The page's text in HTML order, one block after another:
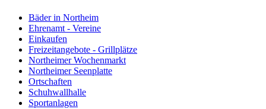
Bäder in Northeim
Ehrenamt - Vereine
Einkaufen
Freizeitangebote - Grillplätze
Northeimer Wochenmarkt
Northeimer Seenplatte
Ortschaften
Schuhwallhalle
Sportanlagen